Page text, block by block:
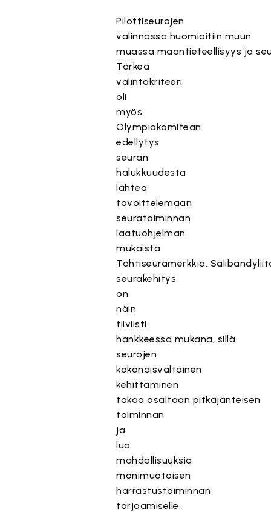
Pilottiseurojen
valinnassa huomioitiin muun
muassa maantieteellisyys ja
Tärkeä
valintakriteeri
oli
myös
Olympiakomitean
edellytys
seuran
halukkuudesta
lähteä
tavoittelemaan
seuratoiminnan
laatuohjelman
mukaista
Tähtiseuramerkkiä. Salibandyliit
seurakehitys
on
näin
tiiviisti
hankkeessa mukana, sillä
seurojen
kokonaisvaltainen
kehittäminen
takaa osaltaan pitkäjänteisen
toiminnan
ja
luo
mahdollisuuksia
monimuotoisen
harrastustoiminnan
tarjoamiselle.